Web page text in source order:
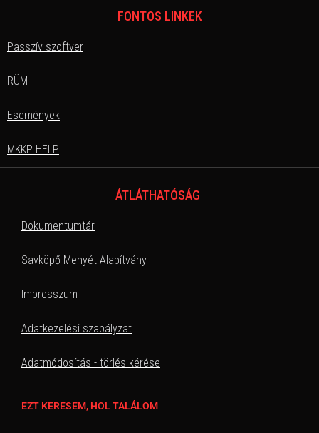
FONTOS LINKEK
Passzív szoftver
RÜM
Események
MKKP HELP
ÁTLÁTHATÓSÁG
Dokumentumtár
Savköpő Menyét Alapítvány
Impresszum
Adatkezelési szabályzat
Adatmódosítás - törlés kérése
EZT KERESEM, HOL TALÁLOM